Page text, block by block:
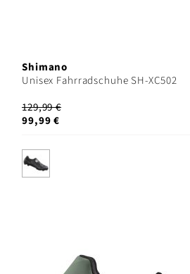
Shimano
Unisex Fahrradschuhe SH-XC502
129,99 €
99,99 €